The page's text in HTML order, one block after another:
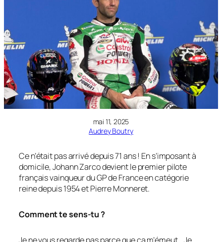
mai 11, 2025
Audrey Boutry
Ce n’était pas arrivé depuis 71 ans ! En s’imposant à
domicile, Johann Zarco devient le premier pilote
français vainqueur du GP de France en catégorie
reine depuis 1954 et Pierre Monneret.
Comment te sens-tu ?